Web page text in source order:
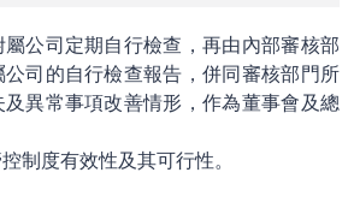
公司定期自行檢查，再由內部審核部
司的自行檢查報告，併同審核部門所
異常事項改善情形，作為董事會及總
制度有效性及其可行性。